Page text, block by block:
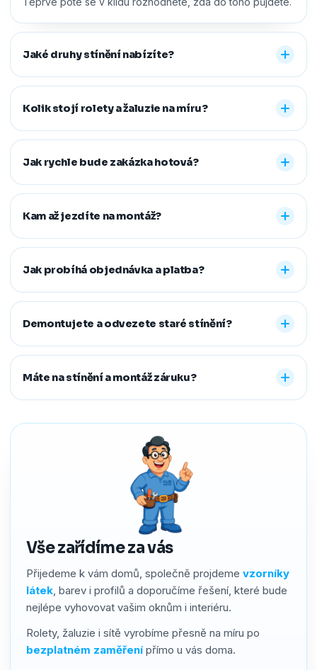
Vše zařídíme za vás
Přijedeme k vám domů, společně projdeme vzorníky
látek, barev i profilů a doporučíme řešení, které bude
nejlépe vyhovovat vašim oknům i interiéru.
Rolety, žaluzie i sítě vyrobíme přesně na míru po
bezplatném zaměření přímo u vás doma.
Jaké druhy stínění nabízíte?
Nabízíme vnitřní i venkovní stínění na míru: rolety den a
noc, plisé rolety, římské, látkové a termo rolety, vertikální,
dřevěné, bambusové i hliníkové žaluzie a sítě proti
hmyzu. Vyrobíme řešení pro běžná, střešní i atypická
Kolik stojí rolety a žaluzie na míru?
Konečná cena se odvíjí od zvoleného typu stínění a jeho
vodicích lišt, rozměru oken i vybrané látky či dekoru.
Přesnou cenovou nabídku vám připravíme zdarma.
Jak rychle bude zakázka hotová?
Standardní dodací lhůta je 7–14 pracovních dní od
zabere 1–2 hodiny, větší zakázky zvládneme během
jednoho dne. Pokud na termín spěcháte, vždy se snažíme
Kam až jezdíte na montáž?
Působíme především v Moravskoslezském,
Pardubickém a Zlínském kraji, na Vysočině a v Praze. V
rámci našeho regionu dopravu neúčtujeme, vzdálenější
Jak probíhá objednávka a platba?
Stačí nám zavolat, napsat nebo vyplnit nezávazný
formulář. Po výběru řešení skládáte zálohu na materiál a
doplatek hradíte až po dokončené montáži, když je vše
hotové a vy spokojení. Preferujeme platbu převodem,
Demontujete a odvezete staré stínění?
Ano. Staré žaluzie nebo rolety za vás profesionálně
předem říct a o všechno se postaráme, abyste neměli
žádné starosti navíc.
Máte na stínění a montáž záruku?
podle typu stínění. Používáme kvalitní materiály a precizní
zpracování, a pokud by přesto bylo potřeba cokoliv řešit,
náš servis vyřídíme rychle a férově.